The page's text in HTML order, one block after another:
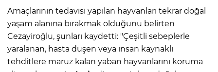
Amaçlarının tedavisi yapılan hayvanları tekrar doğal
yaşam alanına bırakmak olduğunu belirten
Cezayiroğlu, şunları kaydetti: "Çeşitli sebeplerle
yaralanan, hasta düşen veya insan kaynaklı
tehditlere maruz kalan yaban hayvanlarını koruma